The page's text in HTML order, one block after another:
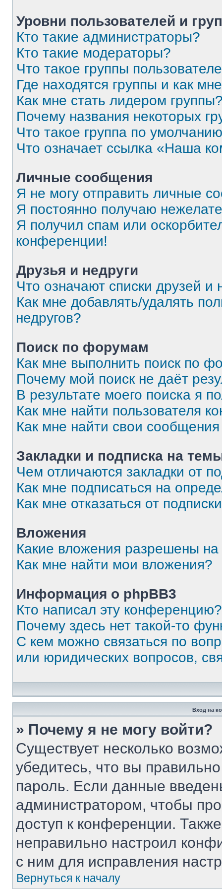
Уровни пользователей и
Кто такие администраторы?
Кто такие модераторы?
Что такое группы
Где находятся группы и как
Как мне стать лидером
Почему названия некоторых
Что такое группа по
Что означает ссылка «Наша
Личные сообщения
Я не могу отправить личные
Я постоянно получаю
Я получил спам или
конференции!
Друзья и недруги
Что означают списки друзей и
Как мне добавлять/удалять
недругов?
Поиск по форумам
Как мне выполнить поиск по
Почему мой поиск не даёт
В результате моего поиска я
Как мне найти пользователя
Как мне найти свои
Закладки и подписка на
Чем отличаются закладки от
Как мне подписаться на
Как мне отказаться от
Вложения
Какие вложения разрешены
Как мне найти мои вложения?
Информация о phpBB3
Кто написал эту конференцию?
Почему здесь нет такой-то
С кем можно связаться по
или юридических вопросов,
Вход на
» Почему я не могу войти?
Существует несколько
убедитесь, что вы
пароль. Если данные
администратором, чтобы
доступ к конференции.
неправильно настроил
с ним для исправления
Вернуться к началу